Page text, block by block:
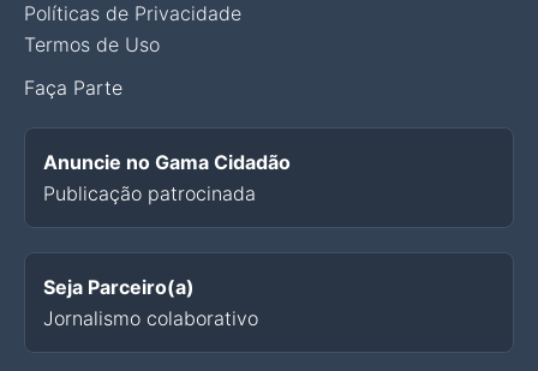
Políticas de Privacidade
Termos de Uso
Faça Parte
Anuncie no Gama Cidadão
Publicação patrocinada
Seja Parceiro(a)
Jornalismo colaborativo